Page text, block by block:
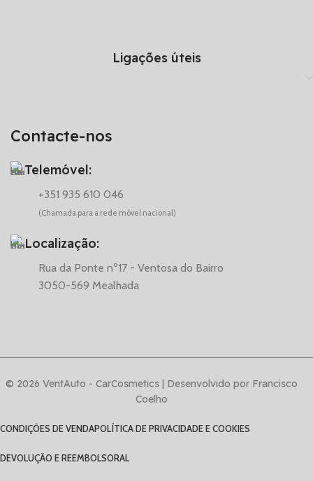
Contacte-nos
Telemóvel:
+351 935 610 046
(Chamada para a rede móvel nacional)
Localização:
Rua da Ponte nº17 - Ventosa do Bairro
3050-569 Mealhada
Ligações úteis
© 2026 VentAuto - CarCosmetics | Desenvolvido por Francisco
Coelho
CONDIÇÕES DE VENDAPOLÍTICA DE PRIVACIDADE E COOKIES
DEVOLUÇÃO E REEMBOLSORAL